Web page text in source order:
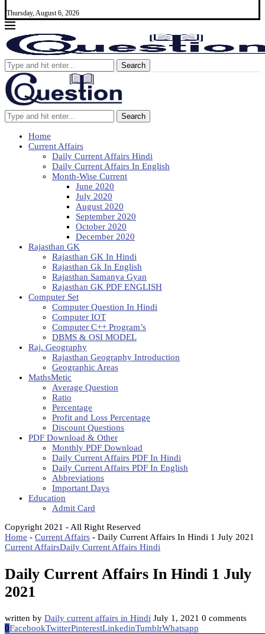
Thursday, August 6, 2026
Search
Search
Home
Current Affairs
Daily Current Affairs Hindi
Daily Current Affairs In English
Month-Wise Current
June 2020
July 2020
August 2020
September 2020
October 2020
December 2020
Rajasthan GK
Rajasthan GK In Hindi
Rajasthan Gk In English
Rajasthan Samanya Gyan
Rajasthan GK PDF ENGLISH
Computer Set
Computer Question In Hindi
Computer IOT
Computer C++ Program’s
DBMS & OSI MODEL
Raj. Geography
Rajasthan Geography Introduction
Geographic Areas
MathsMetic
Average Question
Ratio
Percentage
Profit and Loss Percentage
Discount Questions
PDF Download & Other
Monthly PDF Download
Daily Current Affairs PDF In Hindi
Daily Current Affairs PDF In English
Abbreviations
Important Days
Education
Admit Card
Copyright 2021 - All Right Reserved
Home - Current Affairs - Daily Current Affairs In Hindi 1 July 2021
Current AffairsDaily Current Affairs Hindi
Daily Current Affairs In Hindi 1 July
2021
written by Daily current affairs in Hindi July 1, 2021 0 comments
0FacebookTwitterPinterestLinkedinTumblrWhatsapp